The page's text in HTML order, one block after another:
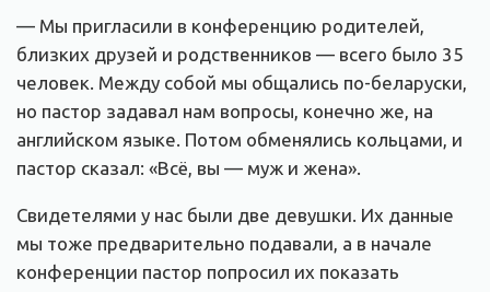
— Мы пригласили в конференцию родителей,
близких друзей и родственников — всего было 35
человек. Между собой мы общались по-беларуски,
но пастор задавал нам вопросы, конечно же, на
английском языке. Потом обменялись кольцами, и
пастор сказал: «Всё, вы — муж и жена».
Свидетелями у нас были две девушки. Их данные
мы тоже предварительно подавали, а в начале
конференции пастор попросил их показать